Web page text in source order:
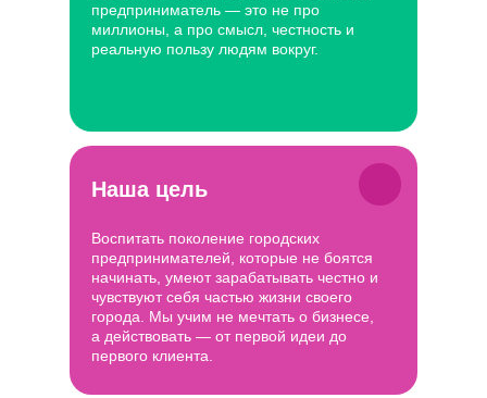
Наша цель
предприниматель — это не про
миллионы, а про смысл, честность и
реальную пользу людям вокруг.
Воспитать поколение городских
предпринимателей, которые не боятся
начинать, умеют зарабатывать честно и
чувствуют себя частью жизни своего
города. Мы учим не мечтать о бизнесе,
а действовать — от первой идеи до
первого клиента.